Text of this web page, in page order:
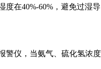
度在40%-60%，避免过湿导
警仪，当氨气、硫化氢浓度